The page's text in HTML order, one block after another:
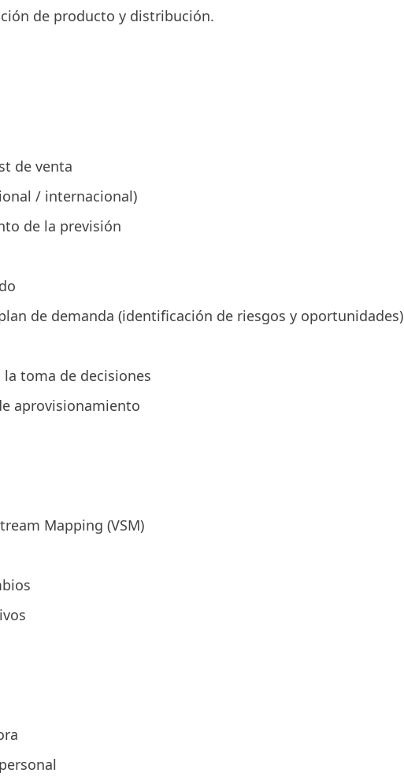
de producto y distribución.
de venta
/ internacional)
de la previsión
de demanda (identificación de riesgos y oportunidades)
toma de decisiones
aprovisionamiento
Mapping (VSM)